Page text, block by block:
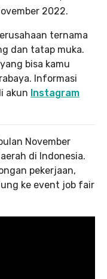
2022.
ternama
dan tatap muka.
bisa kamu
Informasi
akun Instagram
November
di Indonesia.
pekerjaan,
ke event job fair